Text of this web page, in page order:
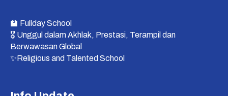
🏫 Fullday School
🎖 Unggul dalam Akhlak, Prestasi, Terampil dan
Berwawasan Global
✨Religious and Talented School